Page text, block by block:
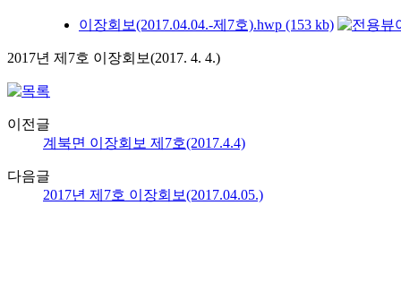
이장회보(2017.04.04.-제7호).hwp (153 kb)
2017년 제7호 이장회보(2017. 4. 4.)
이전글
계북면 이장회보 제7호(2017.4.4)
다음글
2017년 제7호 이장회보(2017.04.05.)